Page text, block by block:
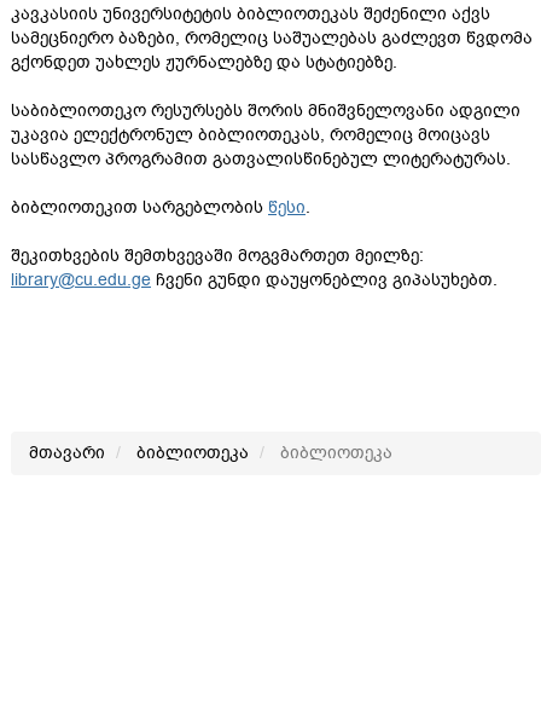
კავკასიის უნივერსიტეტის ბიბლიოთეკას შეძენილი აქვს
სამეცნიერო ბაზები, რომელიც საშუალებას გაძლევთ წვდომა
გქონდეთ უახლეს ჟურნალებზე და სტატიებზე.
საბიბლიოთეკო რესურსებს შორის მნიშვნელოვანი ადგილი
უკავია ელექტრონულ ბიბლიოთეკას, რომელიც მოიცავს
სასწავლო პროგრამით გათვალისწინებულ ლიტერატურას.
ბიბლიოთეკით სარგებლობის წესი.
შეკითხვების შემთხვევაში მოგვმართეთ მეილზე:
library@cu.edu.ge ჩვენი გუნდი დაუყონებლივ გიპასუხებთ.
მთავარი ბიბლიოთეკა ბიბლიოთეკა